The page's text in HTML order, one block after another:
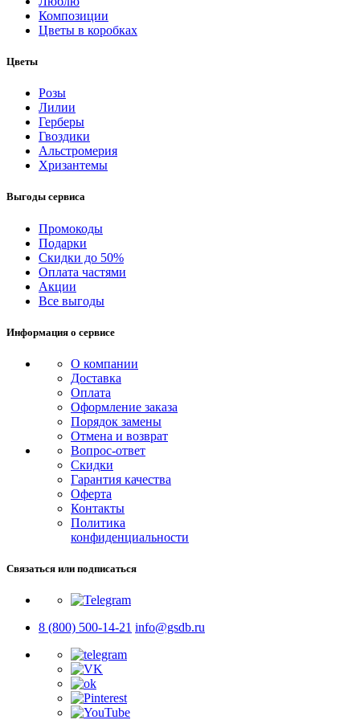
Композиции
Цветы в коробках
Цветы
Розы
Лилии
Герберы
Гвоздики
Альстромерия
Хризантемы
Выгоды сервиса
Промокоды
Подарки
Скидки до 50%
Оплата частями
Акции
Все выгоды
Информация о сервисе
О компании
Доставка
Оплата
Оформление заказа
Порядок замены
Отмена и возврат
Вопрос-ответ
Скидки
Гарантия качества
Оферта
Контакты
Политика
конфиденциальности
Связаться или подписаться
8 (800) 500-14-21 info@gsdb.ru